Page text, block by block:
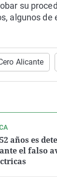
su
algunos de
Alicante
años es
el falso